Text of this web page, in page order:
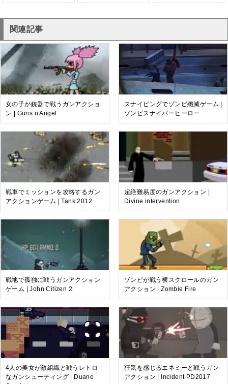
関連記事
女の子が銃器で戦うガンアクショ
ン | Guns n Angel
スナイピングでゾンビ殲滅ゲーム |
ゾンビスナイパーヒーロー
戦車でミッションを攻略するガン
アクションゲーム | Tank 2012
超絶難易度のガンアクション |
Divine intervention
戦地で孤独に戦うガンアクション
ゲーム | John Citizen 2
ゾンビが戦う横スクロールのガン
アクション | Zombie Fire
4人の美女が敵組織と戦うレトロ
なガンシューティング | Duane
狂気を感じるエネミーと戦うガン
アクション | Incident PD2017